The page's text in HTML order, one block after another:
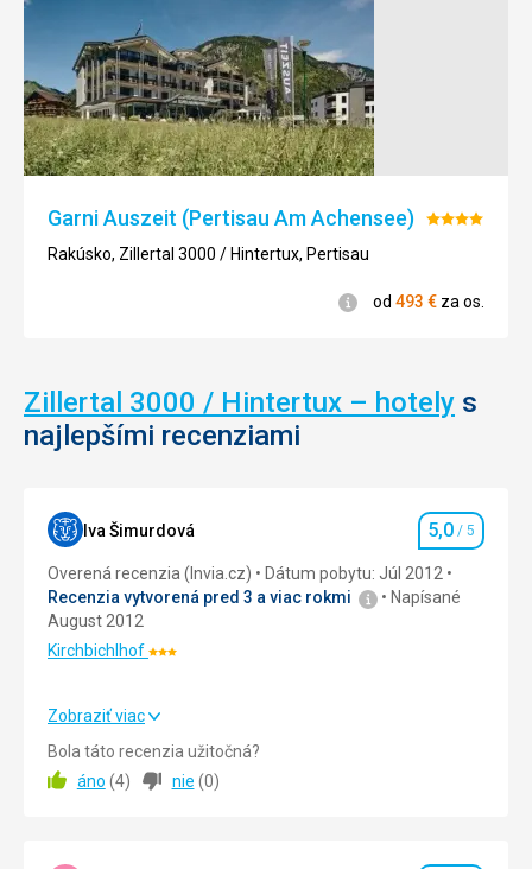
Garni Auszeit (Pertisau Am Achensee)
Rakúsko, Zillertal 3000 / Hintertux, Pertisau
Informácie
od 493 € za os.
Zillertal 3000 / Hintertux – hotely s
najlepšími recenziami
Iva Šimurdová Hodnotenie
5,0 / 5
Overená recenzia (Invia.cz)
Dátum pobytu: Júl 2012
Recenzia vytvorená pred 3 a viac rokmi
Napísané
August 2012
KirchbichlhofHodnotenie:
Strava
Cena
Zobraziť viac
Bola táto recenzia užitočná?
áno (4) nie (0)